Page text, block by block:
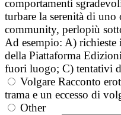
comportamenti
turbare la serenità di
community, perlopiù
Ad esempio: A)
della Piattaforma
fuori luogo; C) tentativi
Volgare Racconto
trama e un eccesso di
Other